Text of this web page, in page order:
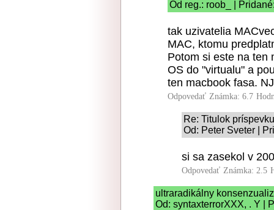
Od reg.: roob_ |
tak uzivatelia
MAC, ktomu
Potom si este na ten
OS do "virtualu" a
ten macbook fasa.
Odpovedať Známka: 6.7
Re: Titulok
Od: Peter Sveter |
si sa zasekol v
Odpovedať Známka: 2.5
ultraradikálny
Od: syntaxterrorXXX, . Y |